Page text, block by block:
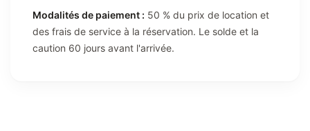
Modalités de paiement : 50 % du prix de location et
des frais de service à la réservation. Le solde et la
caution 60 jours avant l'arrivée.